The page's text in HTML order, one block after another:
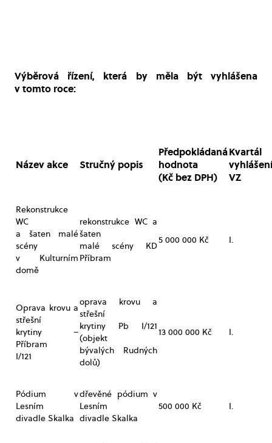
Výběrová řízení, která by měla být vyhlášena
v tomto roce:
Název akce Stručný popis
Předpokládaná
hodnota
(Kč bez DPH)
Kvartál
VZ
Rekonstrukce
WC
a šaten malé
scény
v Kulturním
domě
rekonstrukce WC a
šaten
malé scény KD
Příbram
5 000 000 Kč I.
Oprava krovu a
střešní
krytiny –
Příbram
I/121
oprava krovu a
střešní
krytiny Pb I/121
(objekt
bývalých Rudných
dolů)
13 000 000 Kč I.
Pódium v
Lesním
divadle Skalka
dřevěné pódium v
Lesním
divadle Skalka
500 000 Kč I.